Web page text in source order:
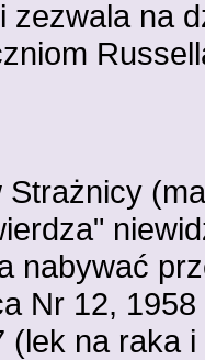
na
Strażnicy
nabywać
Nr 12,
(lek na